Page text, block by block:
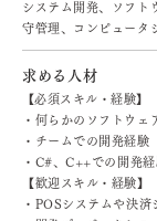
システム開発、ソフト
守管理、コンピュータ
求める人材
​【必須スキル・経験】
・何らかのソフトウェ
・チームでの開発経験
・C#、C++での開発
【歓迎スキル・経験】
・POSシステムや決